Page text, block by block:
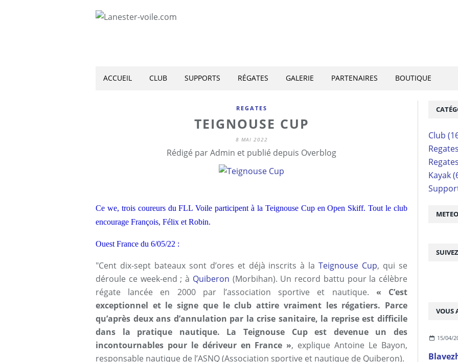
ACCUEIL CLUB SUPPORTS RÉGATES GALERIE PARTENAIRES BOUTIQUE
REGATES
TEIGNOUSE CUP
8 MAI 2022
Rédigé par Admin et publié depuis Overblog
Ce we, trois coureurs du FLL Voile participent à la Teignouse Cup en Open Skiff. Tout le club
encourage François, Félix et Robin.
Ouest France du 6/05/22 :
"Cent dix-sept bateaux sont d’ores et déjà inscrits à laTeignouse Cup, qui se
déroule ce week-end ; à Quiberon (Morbihan). Un record battu pour la célèbre
régate lancée en 2000 par l’association sportive et nautique. « C’est
exceptionnel et le signe que le club attire vraiment les régatiers. Parce
qu’après deux ans d’annulation par la crise sanitaire, la reprise est difficile
dans la pratique nautique. La Teignouse Cup est devenue un des
incontournables pour le dériveur en France », explique Antoine Le Bayon,
responsable nautique de l’ASNQ (Association sportive et nautique de Quiberon).
VOUS
15/04/
Club
Kayak
METEO